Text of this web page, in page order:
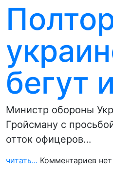
бегут
Министр обороны
Гройсману с
отток офицеров…
читать... Комментариев нет